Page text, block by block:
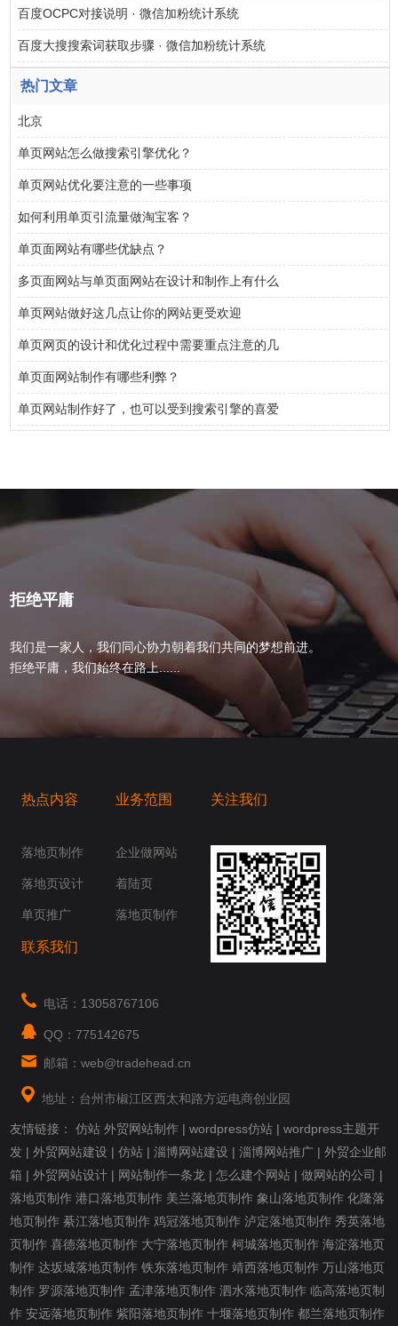
百度OCPC对接说明 · 微信加粉统计系统
百度大搜搜索词获取步骤 · 微信加粉统计系统
热门文章
北京
单页网站怎么做搜索引擎优化？
单页网站优化要注意的一些事项
如何利用单页引流量做淘宝客？
单页面网站有哪些优缺点？
多页面网站与单页面网站在设计和制作上有什么
单页网站做好这几点让你的网站更受欢迎
单页网页的设计和优化过程中需要重点注意的几
单页面网站制作有哪些利弊？
单页网站制作好了，也可以受到搜索引擎的喜爱
拒绝平庸
我们是一家人，我们同心协力朝着我们共同的梦想前进。
拒绝平庸，我们始终在路上......
热点内容
落地页制作
落地页设计
单页推广
业务范围
企业做网站
着陆页
落地页制作
关注我们
联系我们
电话：13058767106
QQ：775142675
邮箱：web@tradehead.cn
地址：台州市椒江区西太和路方远电商创业园
友情链接：仿站 外贸网站制作 |wordpress仿站 |wordpress主题开
发 |外贸网站建设 |仿站 |淄博网站建设 |淄博网站推广 |外贸企业邮
箱 |外贸网站设计 | 网站制作一条龙 |怎么建个网站 |做网站的公司 |
落地页制作 港口落地页制作 美兰落地页制作 象山落地页制作 化隆落
地页制作 綦江落地页制作 鸡冠落地页制作 泸定落地页制作 秀英落地
页制作 喜德落地页制作 大宁落地页制作 柯城落地页制作 海淀落地页
制作 达坂城落地页制作 铁东落地页制作 靖西落地页制作 万山落地页
制作 罗源落地页制作 孟津落地页制作 泗水落地页制作 临高落地页制
作 安远落地页制作 紫阳落地页制作 十堰落地页制作 都兰落地页制作